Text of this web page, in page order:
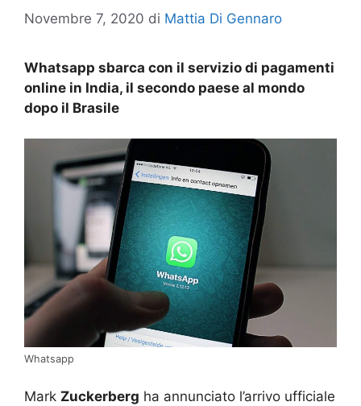
Novembre 7, 2020 di Mattia Di Gennaro
Whatsapp sbarca con il servizio di pagamenti
online in India, il secondo paese al mondo
dopo il Brasile
Whatsapp
Mark Zuckerberg ha annunciato l’arrivo ufficiale